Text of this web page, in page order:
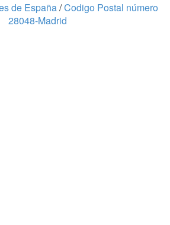
de España/Codigo Postal número
28048-Madrid